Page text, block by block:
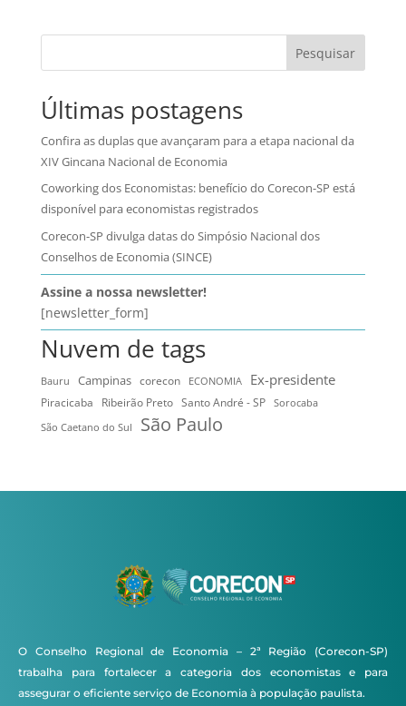
Pesquisar
Últimas postagens
Confira as duplas que avançaram para a etapa nacional da
XIV Gincana Nacional de Economia
Coworking dos Economistas: benefício do Corecon-SP está
disponível para economistas registrados
Corecon-SP divulga datas do Simpósio Nacional dos
Conselhos de Economia (SINCE)
Assine a nossa newsletter!
[newsletter_form]
Nuvem de tags
Bauru Campinas corecon ECONOMIA Ex-presidente
Piracicaba Ribeirão Preto Santo André - SP
Sorocaba
São Caetano do Sul
São Paulo
O Conselho Regional de Economia – 2ª Região (Corecon-SP)
trabalha para fortalecer a categoria dos economistas e para
assegurar o eficiente serviço de Economia à população paulista.